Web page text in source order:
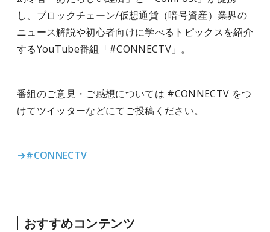
し、ブロックチェーン/仮想通貨（暗号資産）業界の
ニュース解説や初心者向けに学べるトピックスを紹介
するYouTube番組「#CONNECTV」。
番組のご意見・ご感想については #CONNECTV をつ
けてツイッターなどにてご投稿ください。
→#CONNECTV
おすすめコンテンツ